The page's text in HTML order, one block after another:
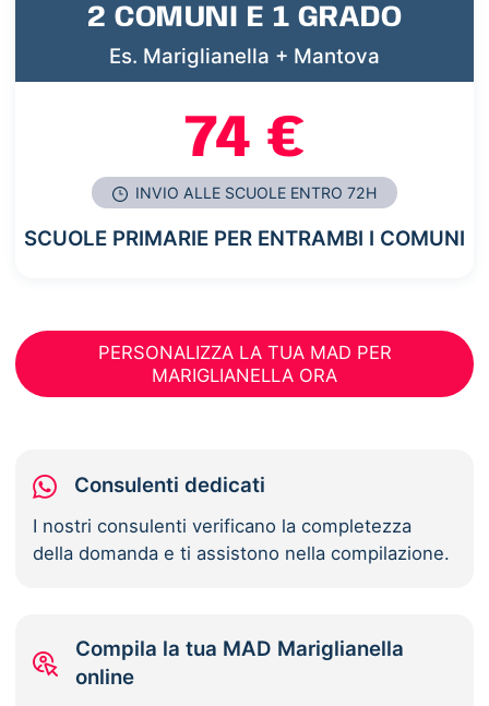
2 COMUNI E 1 GRADO
Es. Mariglianella + Mantova
74 €
INVIO ALLE SCUOLE ENTRO 72H
SCUOLE PRIMARIE PER ENTRAMBI I COMUNI
PERSONALIZZA LA TUA MAD PER
MARIGLIANELLA ORA
Consulenti dedicati
I nostri consulenti verificano la completezza
della domanda e ti assistono nella compilazione.
Compila la tua MAD Mariglianella
online